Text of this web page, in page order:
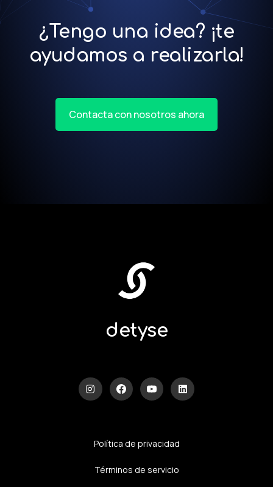
¿Tengo una idea? ¡te
ayudamos a realizarla!
Contacta con nosotros ahora
detyse
Política de privacidad
Términos de servicio